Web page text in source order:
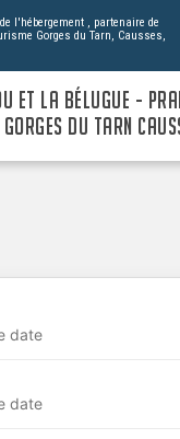
l'hébergement , partenaire de
Gorges du Tarn, Causses,
ET LA BÉLUGUE -
GORGES DU TARN
date
date